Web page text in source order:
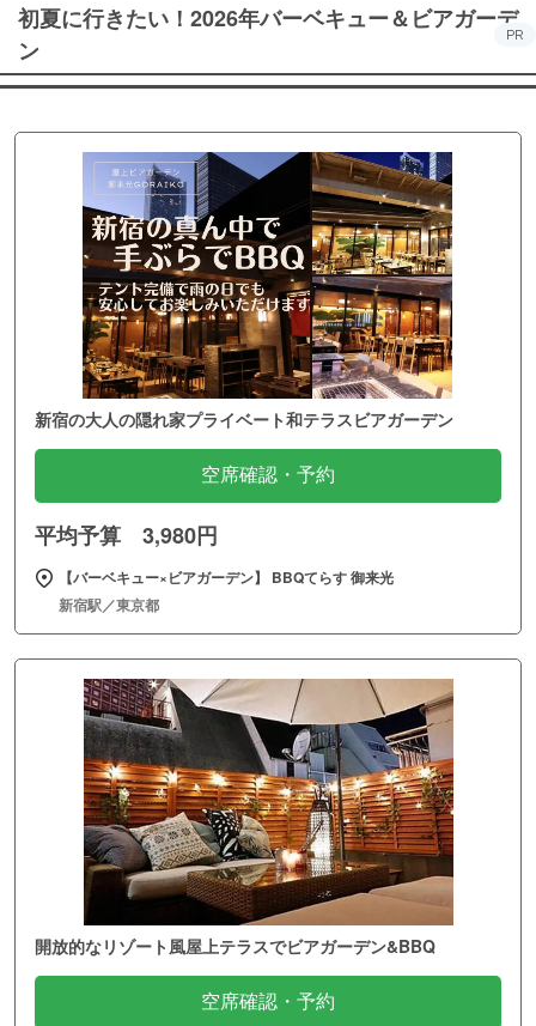
初夏に行きたい！2026年バーベキュー＆ビアガーデ
ン
PR
新宿の大人の隠れ家プライベート和テラスビアガーデン
空席確認・予約
平均予算 3,980円
【バーベキュー×ビアガーデン】 BBQてらす 御来光
新宿駅／東京都
開放的なリゾート風屋上テラスでビアガーデン&BBQ
空席確認・予約